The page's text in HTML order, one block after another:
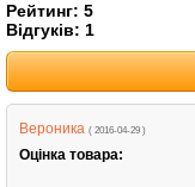
Рейтинг: 5
Відгуків: 1
Вероника ( 2016-04-29 )
Оцінка товара: